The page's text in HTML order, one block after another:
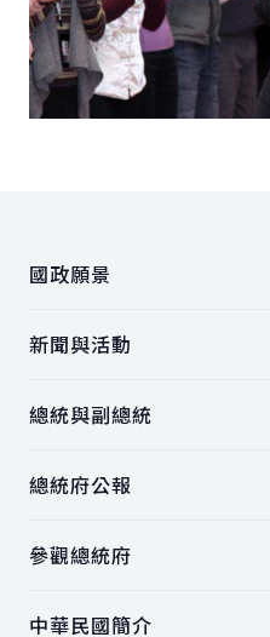
國政願景
新聞與活動
總統與副總統
總統府公報
參觀總統府
中華民國簡介